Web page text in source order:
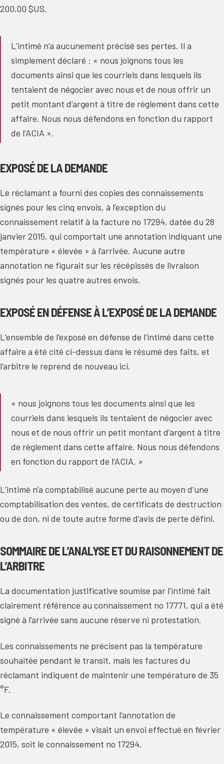
200,00 $US.
L’intimé n’a aucunement précisé ses pertes. Il a
simplement déclaré : « nous joignons tous les
documents ainsi que les courriels dans lesquels ils
tentaient de négocier avec nous et de nous offrir un
petit montant d’argent à titre de règlement dans cette
affaire. Nous nous défendons en fonction du rapport
de l’ACIA ».
EXPOSÉ DE LA DEMANDE
Le réclamant a fourni des copies des connaissements
signés pour les cinq envois, à l’exception du
connaissement relatif à la facture no 17294, datée du 28
janvier 2015, qui comportait une annotation indiquant une
température « élevée » à l’arrivée. Aucune autre
annotation ne figurait sur les récépissés de livraison
signés pour les quatre autres envois.
EXPOSÉ EN DÉFENSE À L’EXPOSÉ DE LA DEMANDE
L’ensemble de l’exposé en défense de l’intimé dans cette
affaire a été cité ci-dessus dans le résumé des faits, et
l’arbitre le reprend de nouveau ici.
« nous joignons tous les documents ainsi que les
courriels dans lesquels ils tentaient de négocier avec
nous et de nous offrir un petit montant d’argent à titre
de règlement dans cette affaire. Nous nous défendons
en fonction du rapport de l’ACIA. »
L’intimé n’a comptabilisé aucune perte au moyen d’une
comptabilisation des ventes, de certificats de destruction
ou de don, ni de toute autre forme d’avis de perte défini.
SOMMAIRE DE L’ANALYSE ET DU RAISONNEMENT DE
L’ARBITRE
La documentation justificative soumise par l’intimé fait
clairement référence au connaissement no 17771, qui a été
signé à l’arrivée sans aucune réserve ni protestation.
Les connaissements ne précisent pas la température
souhaitée pendant le transit, mais les factures du
réclamant indiquent de maintenir une température de 35
°F.
Le connaissement comportant l’annotation de
température « élevée » visait un envoi effectué en février
2015, soit le connaissement no 17294.